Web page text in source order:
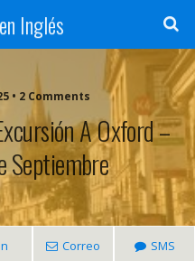
Inglés
• 2 Comments
A Oxford –
Septiembre
Correo
SMS